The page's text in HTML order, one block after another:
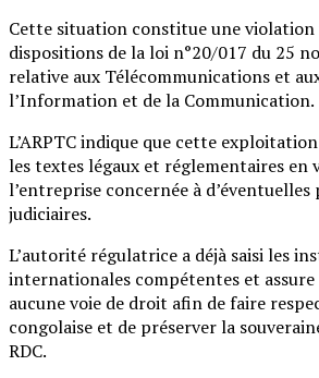
Cette situation constitue une violation
dispositions de la loi n°20/017 du 25
relative aux Télécommunications et
l’Information et de la Communication.
L’ARPTC indique que cette
les textes légaux et réglementaires en
l’entreprise concernée à d’éventuelles
judiciaires.
L’autorité régulatrice a déjà saisi les
internationales compétentes et assure
aucune voie de droit afin de faire
congolaise et de préserver la
RDC.